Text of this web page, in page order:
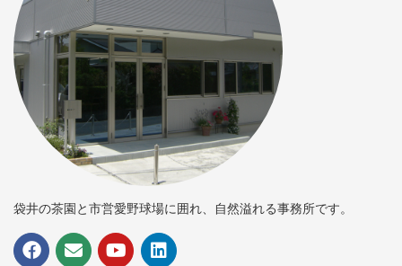
袋井の茶園と市営愛野球場に囲れ、自然溢れる事務所です。